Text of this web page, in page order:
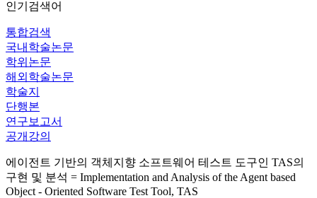
인기검색어
통합검색
국내학술논문
학위논문
해외학술논문
학술지
단행본
연구보고서
공개강의
에이전트 기반의 객체지향 소프트웨어 테스트 도구인 TAS의
구현 및 분석 = Implementation and Analysis of the Agent based
Object - Oriented Software Test Tool, TAS